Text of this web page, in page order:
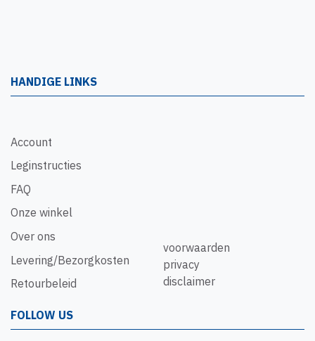
HANDIGE LINKS
Account
Leginstructies
FAQ
Onze winkel
Over ons
Levering/Bezorgkosten
Retourbeleid
voorwaarden
privacy
disclaimer
FOLLOW US